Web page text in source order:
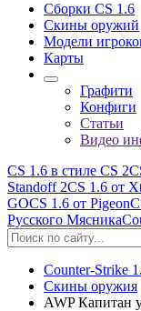
Сборки CS 1.6
Скины оружий
Модели
Карты
Графити
Конфиги
Статьи
Видео
CS 1.6 в стиле CS 2
Standoff 2CS 1.6 от
GOCS 1.6 от Pigeon
Русского Мясника
Counter-Strike
Скины оружия
AWP Капитан